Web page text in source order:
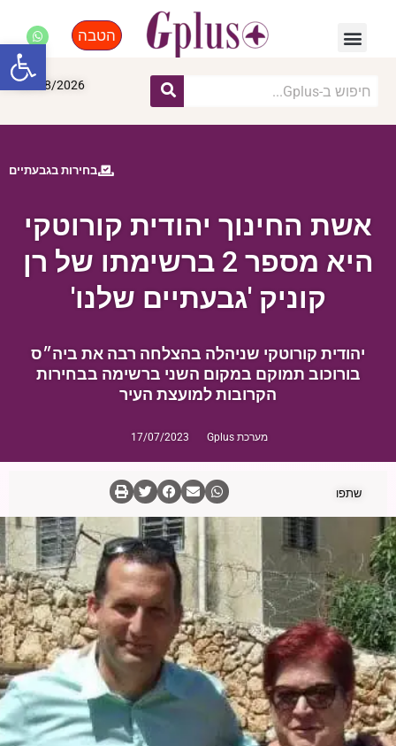
הטבה
06/08/2026
בחירות בגבעתיים
אשת החינוך יהודית קורוטקי
היא מספר 2 ברשימתו של רן
קוניק 'גבעתיים שלנו'
יהודית קורוטקי שניהלה בהצלחה רבה את ביה״ס
בורוכוב תמוקם במקום השני ברשימה בבחירות
הקרובות למועצת העיר
מערכת Gplus 17/07/2023
שתפו
פתח